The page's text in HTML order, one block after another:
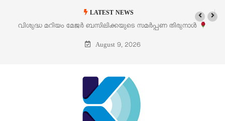
LATEST NEWS
‘പെറ്റൽസ്’ ലൈഫ് സ്റ്റൈൽ എക്സിബിഷനും സെയിലും ഓഗസ്റ്റ് 8-ന്
പെരുമാനൂരിൽ
August 9, 2026